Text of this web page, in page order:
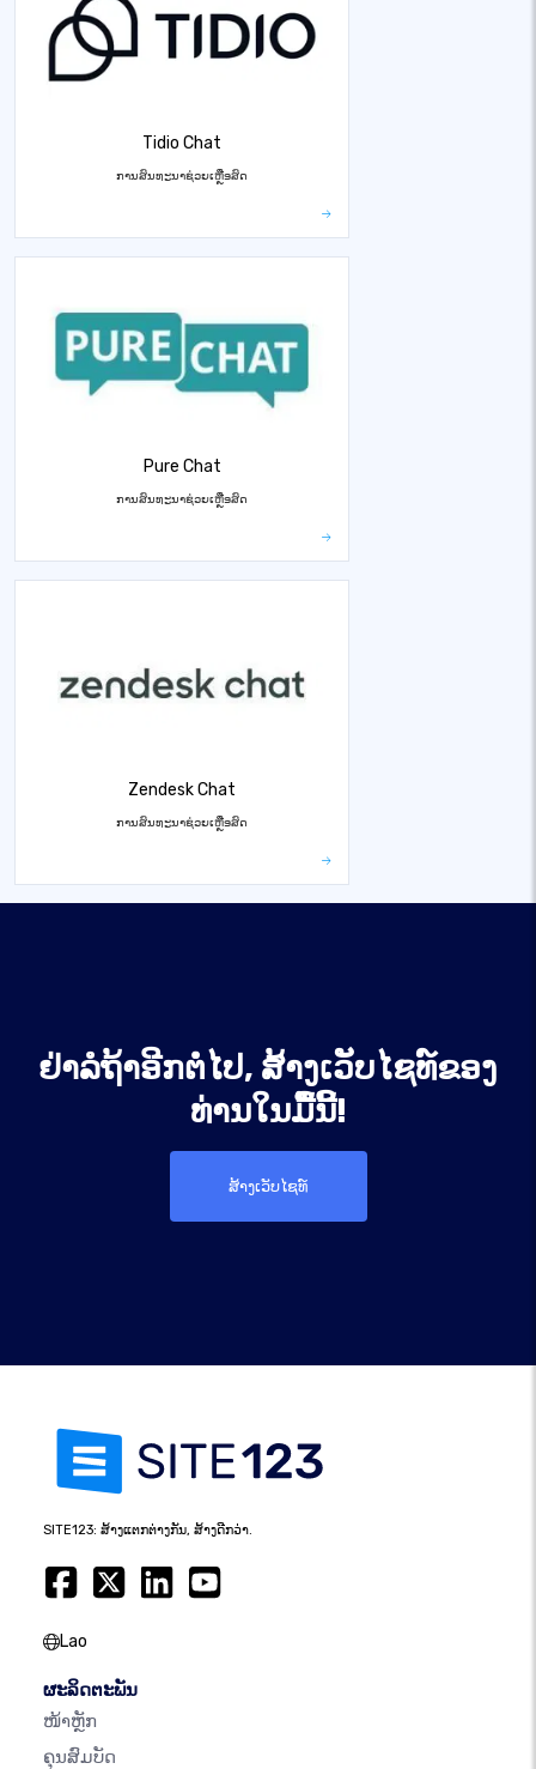
Tidio Chat
ການສົນທະນາຊ່ວຍເຫຼືອສົດ
Pure Chat
ການສົນທະນາຊ່ວຍເຫຼືອສົດ
Zendesk Chat
ການສົນທະນາຊ່ວຍເຫຼືອສົດ
ຢ່າລໍຖ້າອີກຕໍ່ໄປ, ສ້າງເວັບໄຊທ໌ຂອງ
ທ່ານໃນມື້ນີ້!
ສ້າງເວັບໄຊທ໌
SITE123: ສ້າງແຕກຕ່າງກັນ, ສ້າງດີກວ່າ.
Lao
ຜະລິດຕະພັນ
ໜ້າຫຼັກ
ຄຸນສົມບັດ